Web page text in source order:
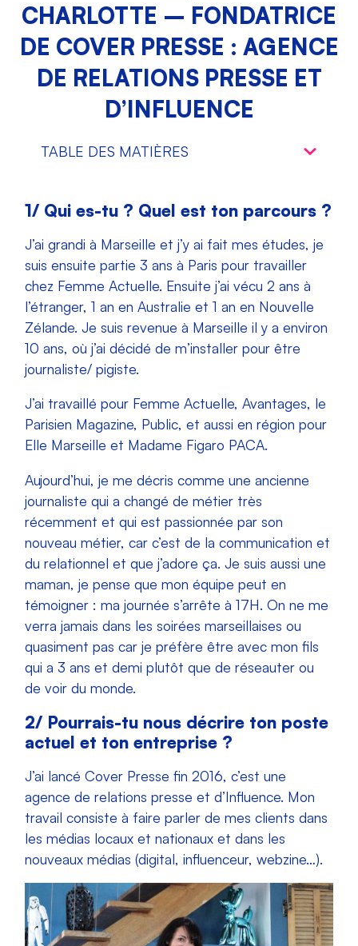
CHARLOTTE – FONDATRICE
DE COVER PRESSE : AGENCE
DE RELATIONS PRESSE ET
D’INFLUENCE
TABLE DES MATIÈRES
1/ Qui es-tu ? Quel est ton parcours ?
J’ai grandi à Marseille et j’y ai fait mes études, je
suis ensuite partie 3 ans à Paris pour travailler
chez Femme Actuelle. Ensuite j’ai vécu 2 ans à
l’étranger, 1 an en Australie et 1 an en Nouvelle
Zélande. Je suis revenue à Marseille il y a environ
10 ans, où j’ai décidé de m’installer pour être
journaliste/ pigiste.
J’ai travaillé pour Femme Actuelle, Avantages, le
Parisien Magazine, Public, et aussi en région pour
Elle Marseille et Madame Figaro PACA.
Aujourd’hui, je me décris comme une ancienne
journaliste qui a changé de métier très
récemment et qui est passionnée par son
nouveau métier, car c’est de la communication et
du relationnel et que j’adore ça. Je suis aussi une
maman, je pense que mon équipe peut en
témoigner : ma journée s’arrête à 17H. On ne me
verra jamais dans les soirées marseillaises ou
quasiment pas car je préfère être avec mon fils
qui a 3 ans et demi plutôt que de réseauter ou
de voir du monde.
2/ Pourrais-tu nous décrire ton poste
actuel et ton entreprise ?
J’ai lancé Cover Presse fin 2016, c’est une
agence de relations presse et d’Influence. Mon
travail consiste à faire parler de mes clients dans
les médias locaux et nationaux et dans les
nouveaux médias (digital, influenceur, webzine…).